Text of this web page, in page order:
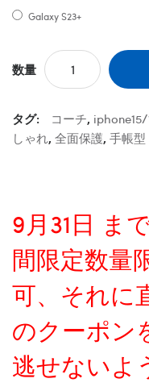
Galaxy S23+
数量
タグ: コーチ,
しゃれ, 全面保護, 手帳型
9月31日 ま
間限定数量
可、それに
のクーポン
逃せないよ